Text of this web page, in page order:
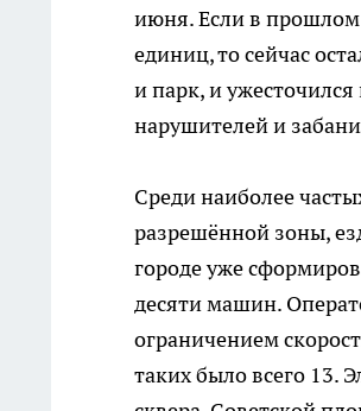
июня. Если в прошлом
единиц, то сейчас
и парк, и
нарушителей и
Среди наиболее
разрешённой зоны,
городе уже
десяти машин.
ограничением
таких было всего 13.